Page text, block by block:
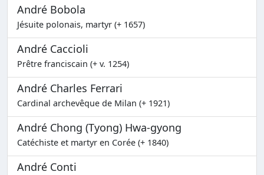
André Bobola
Jésuite polonais, martyr (+ 1657)
André Caccioli
Prêtre franciscain (+ v. 1254)
André Charles Ferrari
Cardinal archevêque de Milan (+ 1921)
André Chong (Tyong) Hwa-gyong
Catéchiste et martyr en Corée (+ 1840)
André Conti